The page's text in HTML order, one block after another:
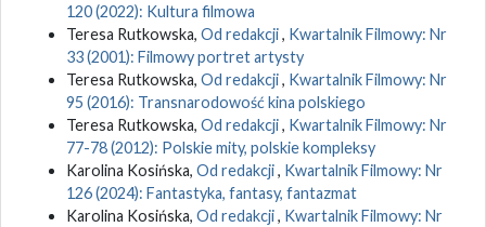
120 (2022): Kultura filmowa
Teresa Rutkowska, Od redakcji, Kwartalnik Filmowy: Nr
33 (2001): Filmowy portret artysty
Teresa Rutkowska, Od redakcji, Kwartalnik Filmowy: Nr
95 (2016): Transnarodowość kina polskiego
Teresa Rutkowska, Od redakcji, Kwartalnik Filmowy: Nr
77-78 (2012): Polskie mity, polskie kompleksy
Karolina Kosińska, Od redakcji, Kwartalnik Filmowy: Nr
126 (2024): Fantastyka, fantasy, fantazmat
Karolina Kosińska, Od redakcji, Kwartalnik Filmowy: Nr